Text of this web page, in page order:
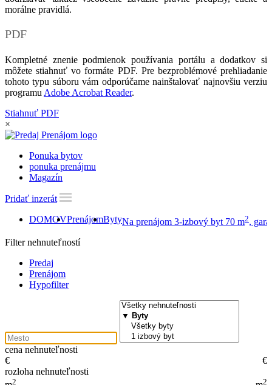
morálne pravidlá.
PDF
Kompletné znenie podmienok používania portálu a dodatkov si
môžete stiahnuť vo formáte PDF. Pre bezproblémové prehliadanie
tohoto typu súboru vám odporúčame nainštalovať najnovšiu verziu
programu Adobe Acrobat Reader.
Stiahnuť PDF
×
Ponuka bytov
ponuka prenájmu
Magazín
Pridať inzerát
DOMOVPrenájomBytyNa prenájom 3-izbový byt 70 m2,
Filter nehnuteľností
Predaj
Prenájom
Hypofilter
cena nehnuteľnosti
€
€
rozloha nehnuteľnosti
2 2